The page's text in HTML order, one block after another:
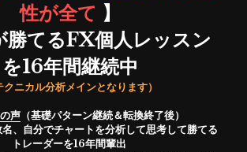
性が全て 】
勝てるFX個人レッスン
を16年間継続中
クニカル分析メインとなります）
声 （基礎パターン継続＆転換終了後）
、自分でチャートを分析して思考して勝てる
トレーダーを16年間輩出